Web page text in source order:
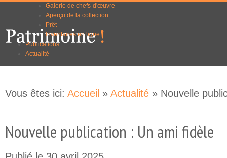
Galerie de chefs-d'œuvre
Aperçu de la collection
Prêt
Inventaires en ligne
Publications
Actualité
Vous êtes ici: Accueil » Actualité » Nouvelle
Nouvelle publication : Un ami fidèle